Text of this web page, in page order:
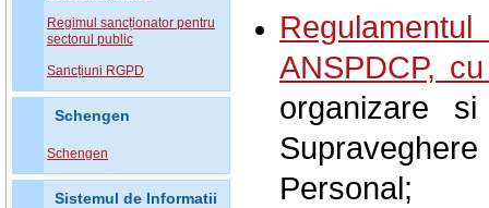
Regimul sancționator pentru
sectorul public
Sancțiuni RGPD
Schengen
Schengen
Sistemul de Informatii
ANSPDCP,
organizare
Personal;